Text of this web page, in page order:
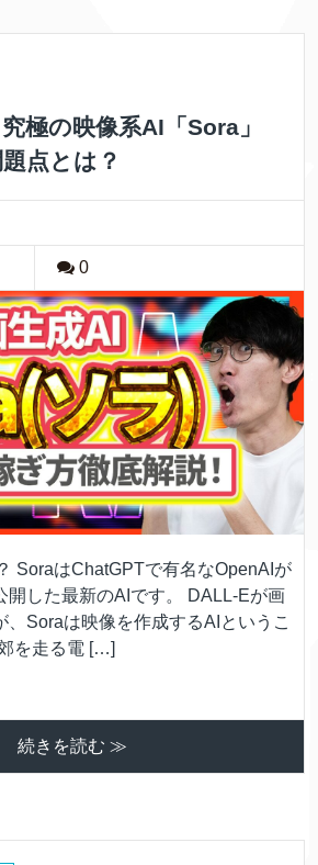
極の映像系AI「Sora」
点とは？
0
SoraはChatGPTで有名なOpenAIが
開した最新のAIです。 DALL-Eが画
、Soraは映像を作成するAIというこ
を走る電 […]
続きを読む ≫